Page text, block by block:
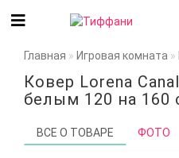
Главная Игровая комната
Ковер Lorena
белым 120 на 160
ВСЕ О ТОВАРЕ ФОТО